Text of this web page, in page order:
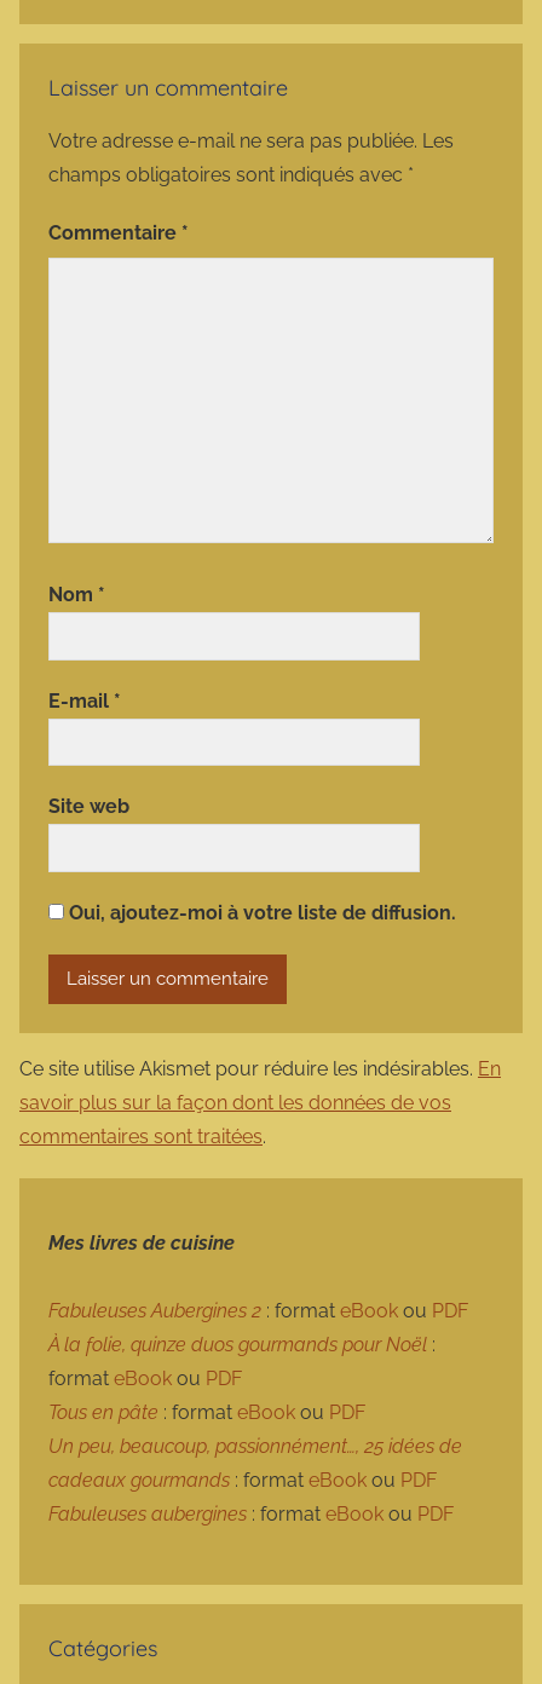
Laisser un commentaire
Votre adresse e-mail ne sera pas publiée. Les
champs obligatoires sont indiqués avec *
Commentaire *
Nom *
E-mail *
Site web
Oui, ajoutez-moi à votre liste de diffusion.
Ce site utilise Akismet pour réduire les indésirables. En
savoir plus sur la façon dont les données de vos
commentaires sont traitées.
Mes livres de cuisine
Fabuleuses Aubergines 2 : format eBook ou PDF
À la folie, quinze duos gourmands pour Noël :
format eBook ou PDF
Tous en pâte : format eBook ou PDF
Un peu, beaucoup, passionnément…, 25 idées de
cadeaux gourmands : format eBook ou PDF
Fabuleuses aubergines : format eBook ou PDF
Catégories